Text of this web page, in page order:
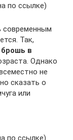
по ссылке)
современным
Так,
брошь в
Однако
не
сказать о
или
по ссылке)